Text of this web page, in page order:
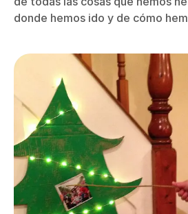
donde hemos ido y de cómo